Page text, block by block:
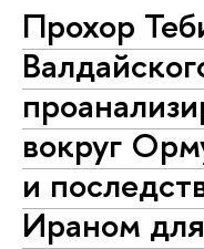
Прохор
вокруг
и
Ираном